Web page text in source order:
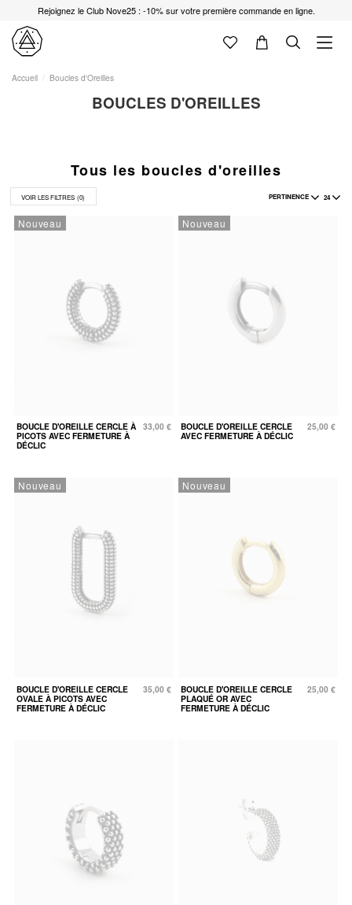
Rejoignez le Club Nove25 : -10% sur votre première commande en ligne.
Accueil Boucles d'Oreilles
BOUCLES D'OREILLES
Tous les boucles d'oreilles
VOIR LES FILTRES (0) PERTINENCE 24
Nouveau
BOUCLE D'OREILLE CERCLE À
PICOTS AVEC FERMETURE À
DÉCLIC
33,00 €
Nouveau
BOUCLE D'OREILLE CERCLE
AVEC FERMETURE À DÉCLIC
25,00 €
Nouveau
BOUCLE D'OREILLE CERCLE
OVALE À PICOTS AVEC
FERMETURE À DÉCLIC
35,00 €
Nouveau
BOUCLE D'OREILLE CERCLE
PLAQUÉ OR AVEC
FERMETURE À DÉCLIC
25,00 €